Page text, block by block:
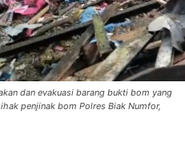
dan evakuasi barang bukti bom yang
penjinak bom Polres Biak Numfor,